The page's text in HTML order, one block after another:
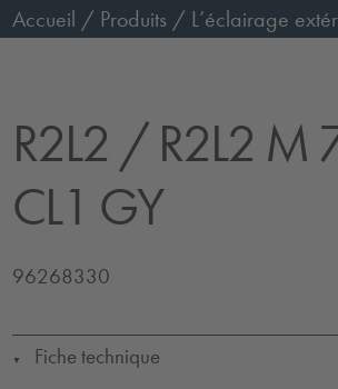
Accueil / Produits / L’éclairage
R2L2 / R2L2 M
CL1 GY
96268330
▼
Fiche technique